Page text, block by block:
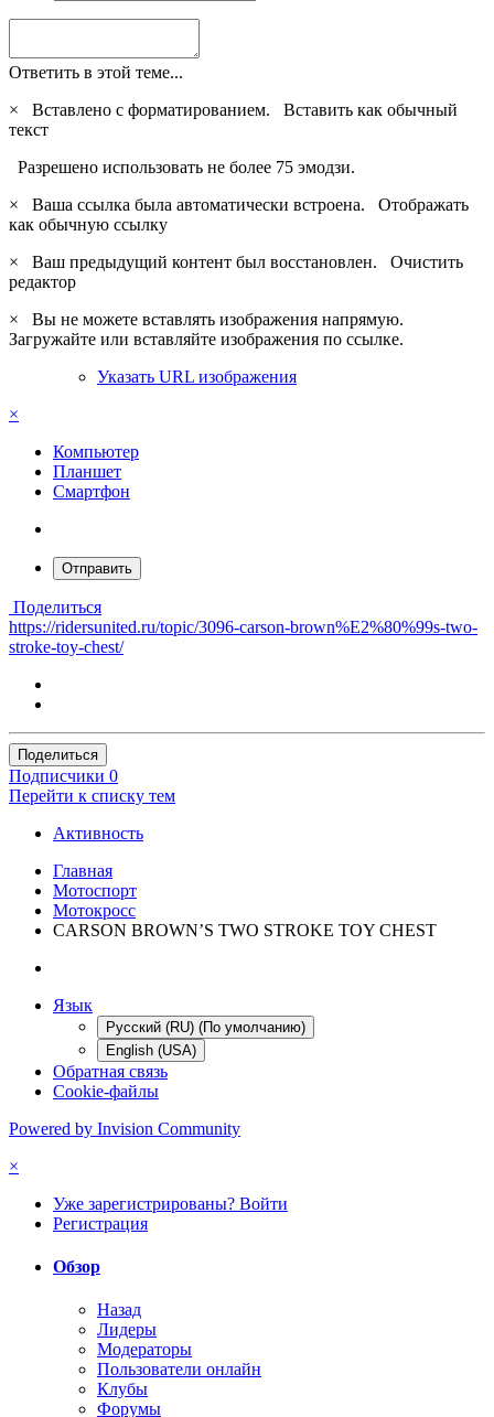
Ответить в этой теме...
×
Вставлено с форматированием. Вставить как обычный
текст
Разрешено использовать не более 75 эмодзи.
×
Ваша ссылка была автоматически встроена. Отображать
как обычную ссылку
×
Ваш предыдущий контент был восстановлен. Очистить
редактор
×
Вы не можете вставлять изображения напрямую.
Загружайте или вставляйте изображения по ссылке.
Указать URL изображения
×
Компьютер
Планшет
Смартфон
Отправить
Поделиться
https://ridersunited.ru/topic/3096-carson-brown%E2%80%99s-two-
stroke-toy-chest/
Поделиться
Подписчики 0
Перейти к списку тем
Активность
Главная
Мотоспорт
Мотокросс
CARSON BROWN’S TWO STROKE TOY CHEST
Язык
Русский (RU) (По умолчанию)
English (USA)
Обратная связь
Cookie-файлы
Powered by Invision Community
×
Уже зарегистрированы? Войти
Регистрация
Обзор
Назад
Лидеры
Модераторы
Пользователи онлайн
Клубы
Форумы